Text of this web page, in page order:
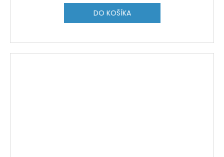
DO KOŠÍKA